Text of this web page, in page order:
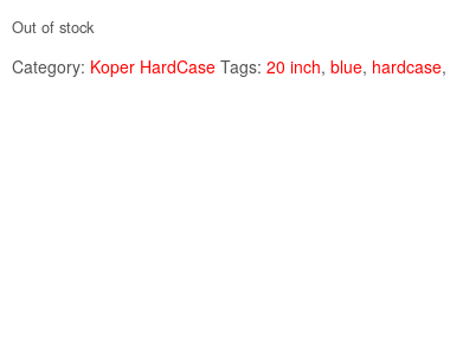
Out of stock
Category: Koper HardCase Tags: 20 inch, blue, hardcase,